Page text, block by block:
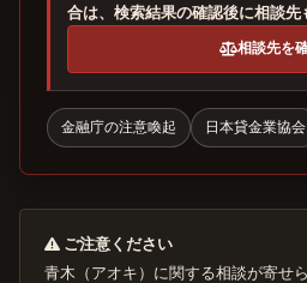
合は、検索結果の確認後に相談先
相談先を
金融庁の注意喚起 日本貸金業協会
ご注意ください
青木（アオキ）に関する相談が寄せ